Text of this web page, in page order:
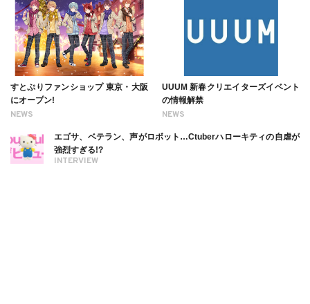
NEWS
すとぷりファンショップ 東京・大阪
にオープン!
NEWS
UUUM 新春クリエイターズイベント
の情報解禁
INTERVIEW
エゴサ、ベテラン、声がロボット…Ctuberハローキティの自虐が
強烈すぎる!?